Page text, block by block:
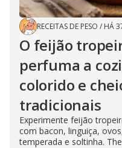
RECEITAS DE PESO / HÁ
O feijão
perfuma a
colorido e
tradicionais
Experimente feijão
com bacon, linguiça,
temperada e soltinha.